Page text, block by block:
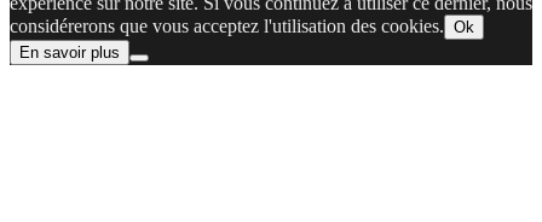
considérerons que vous acceptez l'utilisation des cookies. Ok
En savoir plus